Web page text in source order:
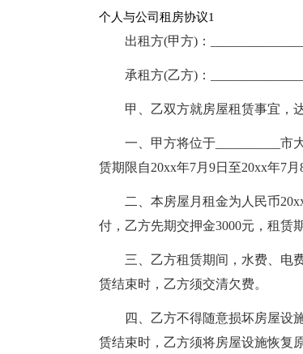
个人与公司租房协议1
出租方(甲方)：
承租方(乙方)：
甲、乙双方就房屋租赁事宜，
一、甲方将位于__________市
赁期限自20xx年7月9日至20xx年7月
二、本房屋月租金为人民币
付，乙方先期交押金3000元，租赁
三、乙方租赁期间，水费、电
赁结束时，乙方须交清欠费。
四、乙方不得随意损坏房屋设
赁结束时，乙方须将房屋设施恢复原